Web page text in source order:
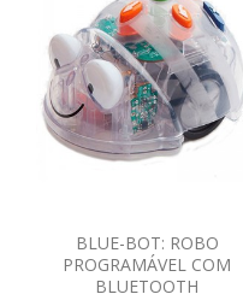
BLUE-BOT: ROBO
PROGRAMÁVEL COM
BLUETOOTH